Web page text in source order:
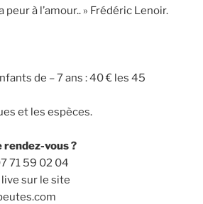
à l’amour.. » Frédéric Lenoir.
de – 7 ans : 40 € les 45
et les espèces.
vous ?
71 59 02 04
sur le site